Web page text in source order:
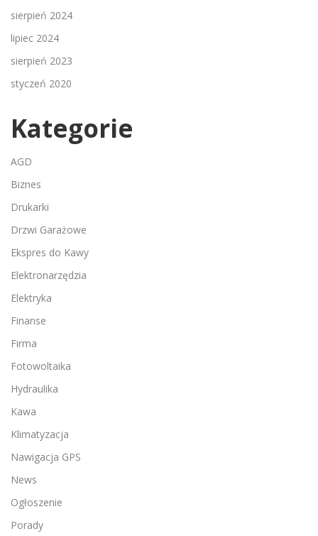
sierpień 2024
lipiec 2024
sierpień 2023
styczeń 2020
Kategorie
AGD
Biznes
Drukarki
Drzwi Garażowe
Ekspres do Kawy
Elektronarzędzia
Elektryka
Finanse
Firma
Fotowoltaika
Hydraulika
Kawa
Klimatyzacja
Nawigacja GPS
News
Ogłoszenie
Porady